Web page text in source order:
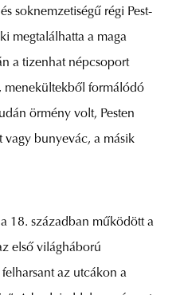
soknemzetiségű régi Pest-
megtalálhatta a maga
a tizenhat népcsoport
formálódó
örmény volt, Pesten
vagy bunyevác, a másik
18. században működött a
első világháború
az utcákon a